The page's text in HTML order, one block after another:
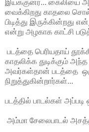
இயக்குனர்... கைலியை
வைக்கிறது காதலை
பிடித்து இருக்கின்றது
என்று அழகாக காட்சி
படத்தை பெரியதாய்
காதலிக்க துடிக்கும்
அவர்கள்தான் படத்தை
நிறுத்துகின்றார்கள்...
படத்தில் பாடல்கள்
அம்மா சேலைபாடல்